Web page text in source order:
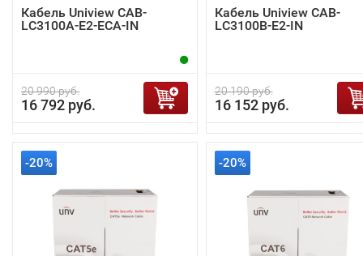
Кабель Uniview CAB-
LC3100A-E2-ECA-IN
20 990 руб.
16 792 руб.
Кабель Uniview CAB-
LC3100B-E2-IN
20 190 руб.
16 152 руб.
-20% -20%